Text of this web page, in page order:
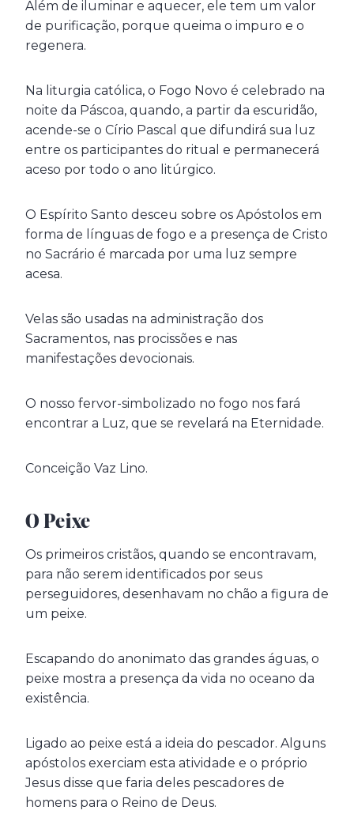
Além de iluminar e aquecer, ele tem um valor
de purificação, porque queima o impuro e o
regenera.
Na liturgia católica, o Fogo Novo é celebrado na
noite da Páscoa, quando, a partir da escuridão,
acende-se o Círio Pascal que difundirá sua luz
entre os participantes do ritual e permanecerá
aceso por todo o ano litúrgico.
O Espírito Santo desceu sobre os Apóstolos em
forma de línguas de fogo e a presença de Cristo
no Sacrário é marcada por uma luz sempre
acesa.
Velas são usadas na administração dos
Sacramentos, nas procissões e nas
manifestações devocionais.
O nosso fervor-simbolizado no fogo nos fará
encontrar a Luz, que se revelará na Eternidade.
Conceição Vaz Lino.
O Peixe
Os primeiros cristãos, quando se encontravam,
para não serem identificados por seus
perseguidores, desenhavam no chão a figura de
um peixe.
Escapando do anonimato das grandes águas, o
peixe mostra a presença da vida no oceano da
existência.
Ligado ao peixe está a ideia do pescador. Alguns
apóstolos exerciam esta atividade e o próprio
Jesus disse que faria deles pescadores de
homens para o Reino de Deus.